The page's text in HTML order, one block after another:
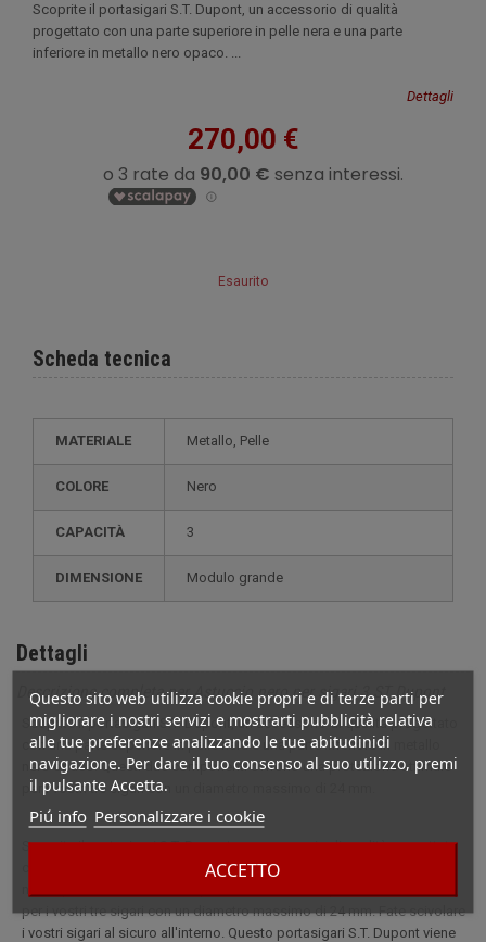
Questo sito web utilizza cookie propri e di terze parti per
migliorare i nostri servizi e mostrarti pubblicità relativa
alle tue preferenze analizzando le tue abitudinidi
navigazione. Per dare il tuo consenso al suo utilizzo, premi
il pulsante Accetta.
Piú info Personalizzare i cookie
ACCETTO
Scoprite il portasigari S.T. Dupont, un accessorio di qualità
progettato con una parte superiore in pelle nera e una parte
inferiore in metallo nero opaco. ...
Dettagli
270,00 €
Esaurito
Scheda tecnica
MATERIALE Metallo, Pelle
COLORE Nero
CAPACITÀ 3
DIMENSIONE modulo grande
Dettagli
Descrizione completa per Astuccio nero per sigari 3 ST Dupont
Scoprite il portasigari S.T. Dupont, un accessorio di qualità progettato
con una parte superiore in pelle nera e una parte inferiore in metallo
nero opaco. Questi due componenti offrono una protezione ottimale
per i vostri tre sigari con un diametro massimo di 24 mm.
Scoprite il portasigari S.T. Dupont, un accessorio di qualità progettato
con una parte superiore in pelle nera e una parte inferiore in metallo
per i vostri tre sigari con un diametro massimo di 24 mm. Fate scivolare
i vostri sigari al sicuro all'interno. Questo portasigari S.T. Dupont viene